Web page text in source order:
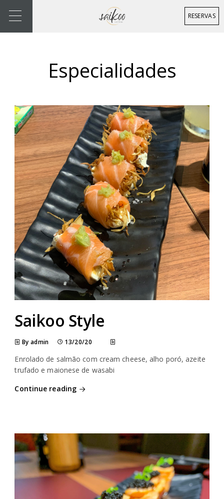
RESERVAS
Especialidades
Saikoo Style
By admin 13/20/20
Enrolado de salmão com cream cheese, alho poró, azeite
trufado e maionese de wasabi
Continue reading